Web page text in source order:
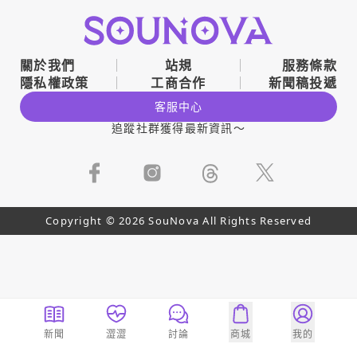
關於我們 站規
服務條款
隱私權政策
工商合作 新聞稿投遞
客服中心
追蹤社群獲得最新資訊～
Copyright © 2026 SouNova All Rights Reserved
新聞 澀澀 討論 商城 我的